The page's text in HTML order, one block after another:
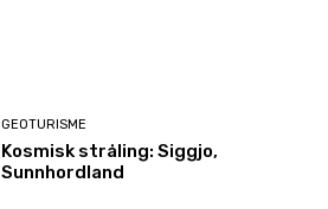
GEOTURISME
Kosmisk stråling: Siggjo,
Sunnhordland